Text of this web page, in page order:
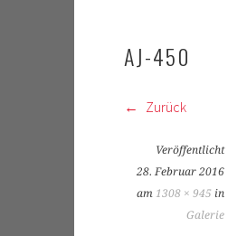
AJ-450
Zurück
Veröffentlicht
28. Februar 2016
am 1308 × 945 in
Galerie